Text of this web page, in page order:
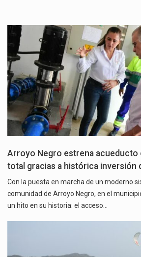
Arroyo Negro estrena
total gracias a histórica inversión
Con la puesta en marcha de un moderno
comunidad de Arroyo Negro, en el
un hito en su historia: el acceso…